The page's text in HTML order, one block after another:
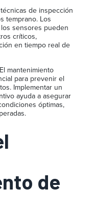
de inspección
temprano. Los
sensores pueden
críticos,
en tiempo real de
mantenimiento
para prevenir el
Implementar un
ayuda a asegurar
óptimas,
de